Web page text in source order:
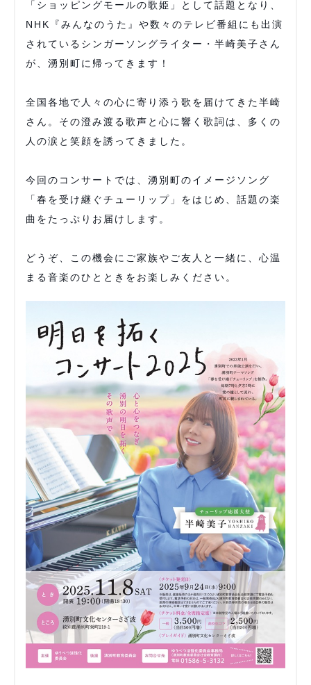
「ショッピングモールの歌姫」として話題となり、
NHK『みんなのうた』や数々のテレビ番組にも出演
されているシンガーソングライター・半崎美子さん
が、湧別町に帰ってきます！
全国各地で人々の心に寄り添う歌を届けてきた半崎
さん。その澄み渡る歌声と心に響く歌詞は、多くの
人の涙と笑顔を誘ってきました。
今回のコンサートでは、湧別町のイメージソング
「春を受け継ぐチューリップ」をはじめ、話題の楽
曲をたっぷりお届けします。
どうぞ、この機会にご家族やご友人と一緒に、心温
まる音楽のひとときをお楽しみください。